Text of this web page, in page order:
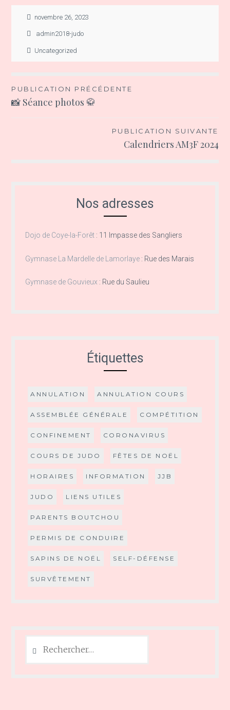
novembre 26, 2023
admin2018-judo
Uncategorized
Navigation
de
PUBLICATION PRÉCÉDENTE
📸 Séance photos 🥋
PUBLICATION SUIVANTE
Calendriers AM3F 2024
Nos adresses
Dojo de Coye-la-Forêt : 11 Impasse des Sangliers
Gymnase La Mardelle de Lamorlaye : Rue des Marais
Gymnase de Gouvieux : Rue du Saulieu
Étiquettes
ANNULATION ANNULATION COURS
ASSEMBLÉE GÉNÉRALE COMPÉTITION
CONFINEMENT CORONAVIRUS
COURS DE JUDO FÊTES DE NOËL
HORAIRES INFORMATION JJB
JUDO LIENS UTILES
PARENTS BOUTCHOU
PERMIS DE CONDUIRE
SAPINS DE NOËL SELF-DÉFENSE
SURVÊTEMENT